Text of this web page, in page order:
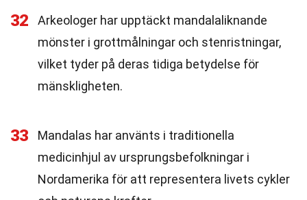
32
Arkeologer har upptäckt mandalaliknande
mönster i grottmålningar och stenristningar,
vilket tyder på deras tidiga betydelse för
mänskligheten.
33
Mandalas har använts i traditionella
medicinhjul av ursprungsbefolkningar i
Nordamerika för att representera livets cykler